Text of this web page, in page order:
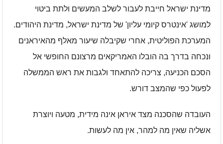
מדינת ישראל חייבת לעבור לשלב המעשים ולתת ביטוי
למושג 'אינטרס קיומי עליון' של מדינת ישראל, מדינת היהודים.
המערכת הפוליטית, אחרי שקיבלה שיעור מאלף מהאיראנים
ונכחה בדרך בה הובלו האמריקאים מרצונם החופשי אל
הסכם הכניעה, צריכה להתאחד ולגבות את ראש הממשלה
לפעול כפי שהמצב דורש.
העובדה שהסכנה מצד איראן אינה מידית, מטעה ויוצרת
אשליה שאין מה למהר, אין מה לעשות.